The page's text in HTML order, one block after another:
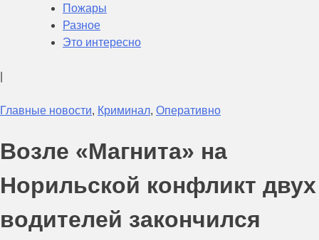
Пожары
Разное
Это интересно
Главные новости, Криминал, Оперативно
Возле «Магнита» на
Норильской конфликт двух
водителей закончился